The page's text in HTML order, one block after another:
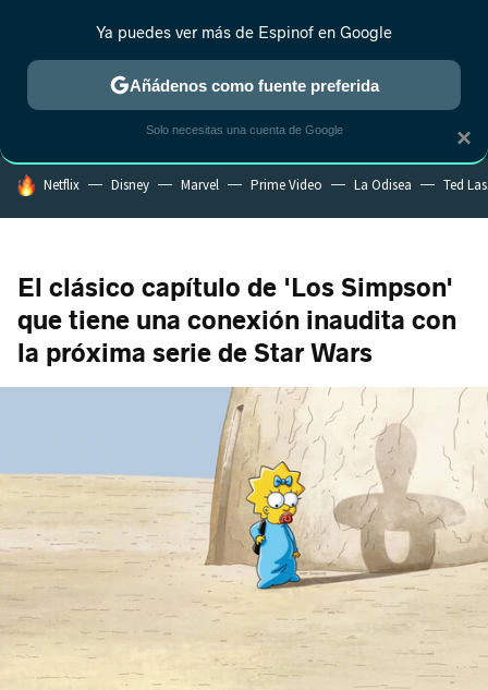
MENÚ NUEVO
ESTRENOS REALITY ANIME RANKINGS CINE
HOY SE HABLA DE
Netflix Disney Marvel Prime Video La Odisea Ted
El clásico capítulo de 'Los Simpson'
que tiene una conexión inaudita con
la próxima serie de Star Wars
×
Ya puedes ver más de Espinof en Google
Añádenos como fuente preferida
Solo necesitas una cuenta de Google